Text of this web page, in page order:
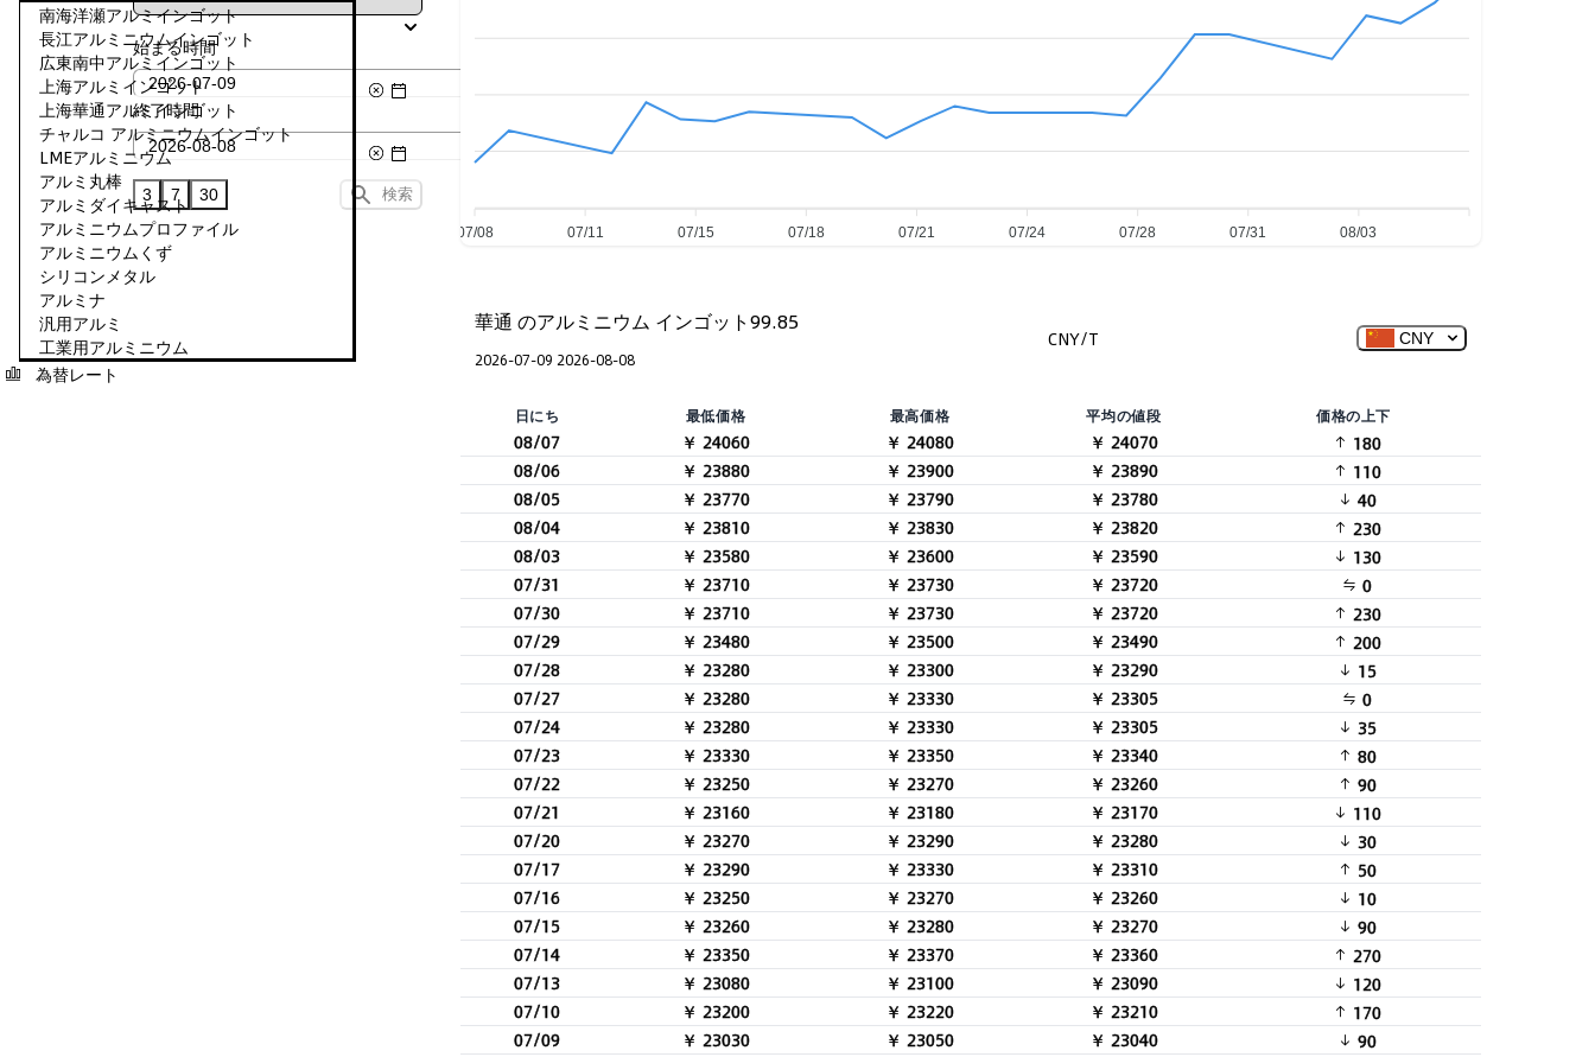
南海洋瀬アルミインゴット
長江アルミニウムインゴット
広東南中アルミインゴット
上海アルミインゴット
上海華通アルミインゴット
チャルコ アルミニウムインゴット
LMEアルミニウム
アルミ丸棒
アルミダイキャスト
アルミニウムプロファイル
アルミニウムくず
シリコンメタル
アルミナ
汎用アルミ
工業用アルミニウム
為替レート
始まる時間
終了時間
3 7 30 検索
07/08 07/11 07/15 07/18 07/21 07/24 07/28 07/31 08/03
華通 のアルミニウム インゴット99.85
2026-07-09 2026-08-08
CNY/T CNY
日にち 最低価格 最高価格 平均の値段 価格の上下
08/07 ￥ 24060 ￥ 24080 ￥ 24070
180
08/06
￥ 23880 ￥ 23900 ￥ 23890
110
08/05
￥ 23770 ￥ 23790 ￥ 23780
40
08/04
￥ 23810 ￥ 23830 ￥ 23820
230
08/03
￥ 23580 ￥ 23600 ￥ 23590
130
07/31
￥ 23710 ￥ 23730 ￥ 23720
0
07/30
￥ 23710 ￥ 23730 ￥ 23720
230
07/29
￥ 23480 ￥ 23500 ￥ 23490
200
07/28
￥ 23280 ￥ 23300 ￥ 23290
15
07/27
￥ 23280 ￥ 23330 ￥ 23305
0
07/24
￥ 23280 ￥ 23330 ￥ 23305
35
07/23
￥ 23330 ￥ 23350 ￥ 23340
80
07/22
￥ 23250 ￥ 23270 ￥ 23260
90
07/21
￥ 23160 ￥ 23180 ￥ 23170
110
07/20
￥ 23270 ￥ 23290 ￥ 23280
30
07/17
￥ 23290 ￥ 23330 ￥ 23310
50
07/16
￥ 23250 ￥ 23270 ￥ 23260
10
07/15
￥ 23260 ￥ 23280 ￥ 23270
90
07/14
￥ 23350 ￥ 23370 ￥ 23360
270
07/13
￥ 23080 ￥ 23100 ￥ 23090
120
07/10
￥ 23200 ￥ 23220 ￥ 23210
170
07/09
￥ 23030 ￥ 23050 ￥ 23040
90